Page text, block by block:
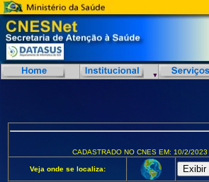
CADASTRADO NO CNES EM: 10/2/2023
Veja onde se localiza: